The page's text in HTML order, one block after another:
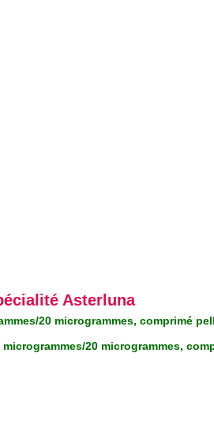
Asterluna
20 microgrammes, comprimé
20 microgrammes,